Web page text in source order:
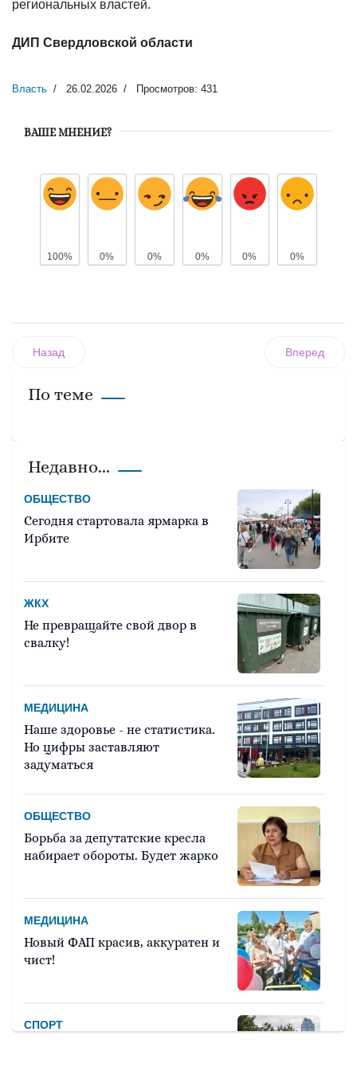
региональных властей.
ДИП Свердловской области
Власть 26.02.2026 Просмотров: 431
ВАШЕ МНЕНИЕ?
100% 0% 0% 0% 0% 0%
Назад Вперед
По теме
Недавно...
ОБЩЕСТВО
Сегодня стартовала ярмарка в
Ирбите
ЖКХ
Не превращайте свой двор в
свалку!
МЕДИЦИНА
Наше здоровье - не статистика.
Но цифры заставляют
задуматься
ОБЩЕСТВО
Борьба за депутатские кресла
набирает обороты. Будет жарко
МЕДИЦИНА
Новый ФАП красив, аккуратен и
чист!
СПОРТ